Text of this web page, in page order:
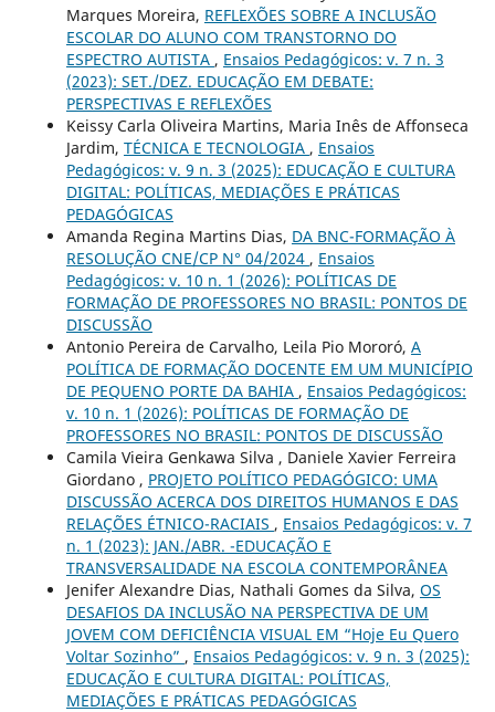
Marques Moreira, REFLEXÕES SOBRE A INCLUSÃO
ESCOLAR DO ALUNO COM TRANSTORNO DO
ESPECTRO AUTISTA , Ensaios Pedagógicos: v. 7 n. 3
(2023): SET./DEZ. EDUCAÇÃO EM DEBATE:
PERSPECTIVAS E REFLEXÕES
Keissy Carla Oliveira Martins, Maria Inês de Affonseca
Jardim, TÉCNICA E TECNOLOGIA , Ensaios
Pedagógicos: v. 9 n. 3 (2025): EDUCAÇÃO E CULTURA
DIGITAL: POLÍTICAS, MEDIAÇÕES E PRÁTICAS
PEDAGÓGICAS
Amanda Regina Martins Dias, DA BNC-FORMAÇÃO À
RESOLUÇÃO CNE/CP N° 04/2024 , Ensaios
Pedagógicos: v. 10 n. 1 (2026): POLÍTICAS DE
FORMAÇÃO DE PROFESSORES NO BRASIL: PONTOS DE
DISCUSSÃO
Antonio Pereira de Carvalho, Leila Pio Mororó, A
POLÍTICA DE FORMAÇÃO DOCENTE EM UM MUNICÍPIO
DE PEQUENO PORTE DA BAHIA , Ensaios Pedagógicos:
v. 10 n. 1 (2026): POLÍTICAS DE FORMAÇÃO DE
PROFESSORES NO BRASIL: PONTOS DE DISCUSSÃO
Camila Vieira Genkawa Silva , Daniele Xavier Ferreira
Giordano , PROJETO POLÍTICO PEDAGÓGICO: UMA
DISCUSSÃO ACERCA DOS DIREITOS HUMANOS E DAS
RELAÇÕES ÉTNICO-RACIAIS , Ensaios Pedagógicos: v. 7
n. 1 (2023): JAN./ABR. -EDUCAÇÃO E
TRANSVERSALIDADE NA ESCOLA CONTEMPORÂNEA
Jenifer Alexandre Dias, Nathali Gomes da Silva, OS
DESAFIOS DA INCLUSÃO NA PERSPECTIVA DE UM
JOVEM COM DEFICIÊNCIA VISUAL EM “Hoje Eu Quero
Voltar Sozinho” , Ensaios Pedagógicos: v. 9 n. 3 (2025):
EDUCAÇÃO E CULTURA DIGITAL: POLÍTICAS,
MEDIAÇÕES E PRÁTICAS PEDAGÓGICAS